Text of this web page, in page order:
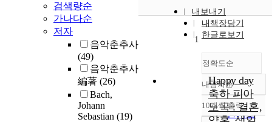
검색량순
가나다순
저자
음악춘추사
(49)
음악춘추사
編著 (26)
Bach,
Johann
Sebastian (19)
내보내기
내책장담기
한글로보기
정확도순
정확도
순
인기도
내림차순
내림차순
10개씩 출력
1
Happy day
축하 피아
노곡 : 결혼,